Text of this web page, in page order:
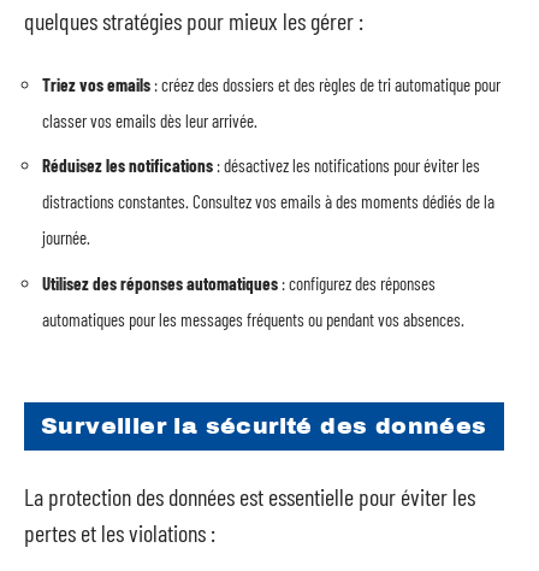
quelques stratégies pour mieux les gérer :
Triez vos emails : créez des dossiers et des règles de tri automatique pour
classer vos emails dès leur arrivée.
Réduisez les notifications : désactivez les notifications pour éviter les
distractions constantes. Consultez vos emails à des moments dédiés de la
journée.
Utilisez des réponses automatiques : configurez des réponses
automatiques pour les messages fréquents ou pendant vos absences.
Surveiller la sécurité des données
La protection des données est essentielle pour éviter les
pertes et les violations :